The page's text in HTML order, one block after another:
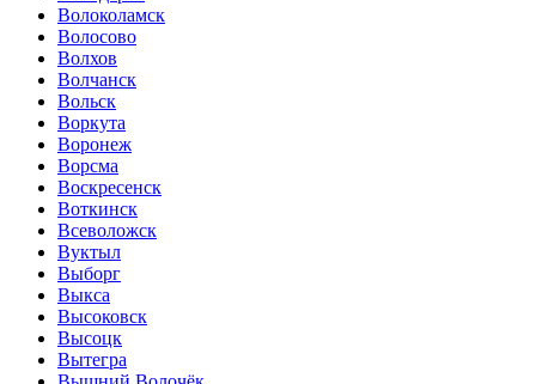
Волоколамск
Волосово
Волхов
Волчанск
Вольск
Воркута
Воронеж
Ворсма
Воскресенск
Воткинск
Всеволожск
Вуктыл
Выборг
Выкса
Высоковск
Высоцк
Вытегра